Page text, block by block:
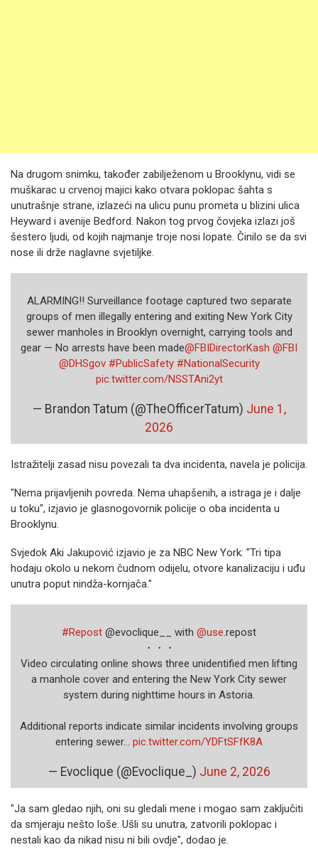
Na drugom snimku, također zabilježenom u Brooklynu, vidi se
muškarac u crvenoj majici kako otvara poklopac šahta s
unutrašnje strane, izlazeći na ulicu punu prometa u blizini ulica
Heyward i avenije Bedford. Nakon tog prvog čovjeka izlazi još
šestero ljudi, od kojih najmanje troje nosi lopate. Činilo se da svi
nose ili drže naglavne svjetiljke.
ALARMING!! Surveillance footage captured two separate
groups of men illegally entering and exiting New York City
sewer manholes in Brooklyn overnight, carrying tools and
gear — No arrests have been made@FBIDirectorKash @FBI
@DHSgov #PublicSafety #NationalSecurity
pic.twitter.com/NSSTAni2yt
— Brandon Tatum (@TheOfficerTatum) June 1,
2026
Istražitelji zasad nisu povezali ta dva incidenta, navela je policija.
"Nema prijavljenih povreda. Nema uhapšenih, a istraga je i dalje
u toku", izjavio je glasnogovornik policije o oba incidenta u
Brooklynu.
Svjedok Aki Jakupović izjavio je za NBC New York: "Tri tipa
hodaju okolo u nekom čudnom odijelu, otvore kanalizaciju i uđu
unutra poput nindža-kornjača."
#Repost @evoclique__ with @use.repost
・・・
Video circulating online shows three unidentified men lifting
a manhole cover and entering the New York City sewer
system during nighttime hours in Astoria.
Additional reports indicate similar incidents involving groups
entering sewer… pic.twitter.com/YDFtSFfK8A
— Evoclique (@Evoclique_) June 2, 2026
"Ja sam gledao njih, oni su gledali mene i mogao sam zaključiti
da smjeraju nešto loše. Ušli su unutra, zatvorili poklopac i
nestali kao da nikad nisu ni bili ovdje", dodao je.